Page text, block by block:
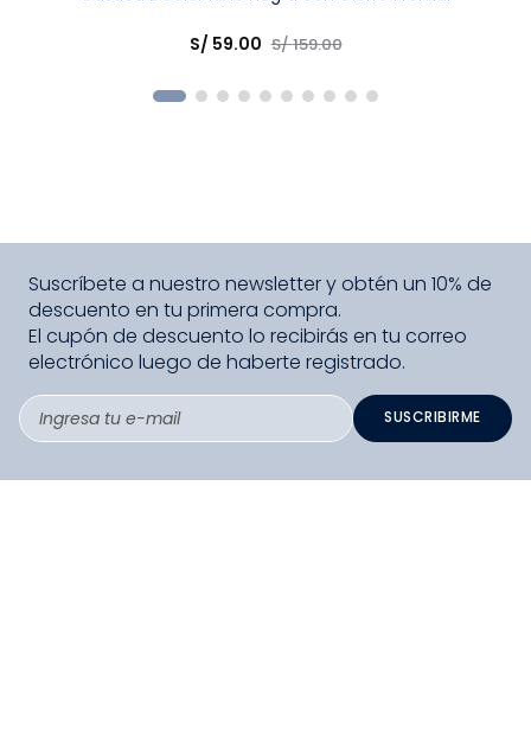
S/ 59.00 S/159.00
Suscríbete a nuestro newsletter y obtén un 10% de
descuento en tu primera compra.
El cupón de descuento lo recibirás en tu correo
electrónico luego de haberte registrado.
SUSCRIBIRME